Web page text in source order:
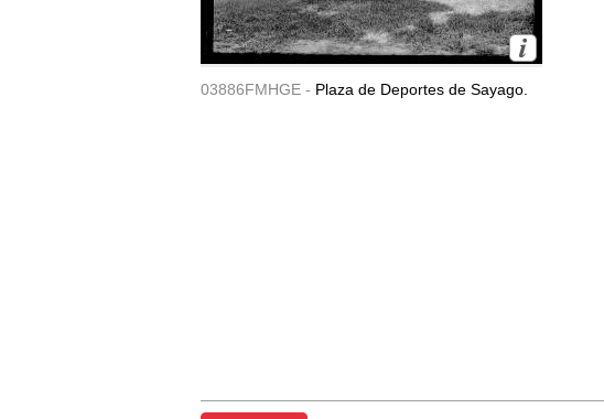
03886FMHGE - Plaza de Deportes de Sayago.